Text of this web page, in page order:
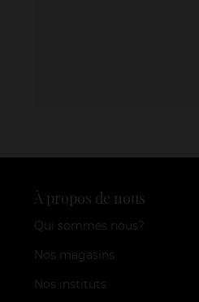
À propos de nous
Qui sommes nous?
Nos magasins
Nos instituts